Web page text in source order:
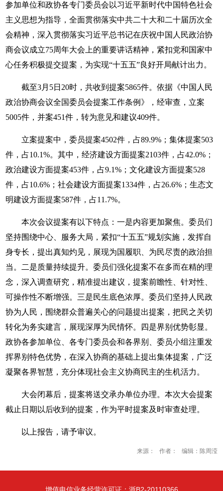
参加单位和政协各专门委员会以习近平新时代中国特色社会
主义思想为指导，全面贯彻落实中共二十大和二十届历次全
会精神，深入贯彻落实习近平总书记在庆祝中国人民政治协
商会议成立75周年大会上的重要讲话精神，紧扣党和国家中
心任务积极提交提案，为实现“十五五”良好开局献计出力。
截至3月5日20时，共收到提案5865件。依据《中国人民
政治协商会议全国委员会提案工作条例》，经审查，立案
5005件，并案451件，转为意见和建议409件。
立案提案中，委员提案4502件，占89.9%；集体提案503
件，占10.1%。其中，经济建设方面提案2103件，占42.0%；
政治建设方面提案453件，占9.1%；文化建设方面提案528
件，占10.6%；社会建设方面提案1334件，占26.6%；生态文
明建设方面提案587件，占11.7%。
本次会议提案有以下特点：一是内容更加聚焦。委员们
坚持围绕中心、服务大局，紧扣“十五五”规划实施，发挥自
身专长，提出真知灼见，展现为国履职、为民尽责的政治担
当。二是质量持续提升。委员们强化提案不在多而在精的理
念，深入调查研究，精准提出建议，提案前瞻性、针对性、
可操作性不断增强。三是民生底色浓厚。委员们坚持人民政
协为人民，围绕群众普遍关心的问题提出提案，把民之关切
转化为务实建言，展现深厚为民情怀。四是界别优势彰显。
政协各参加单位、各专门委员会和各界别、委员小组注重发
挥界别特色优势，在深入协商的基础上提出集体提案，广泛
凝聚各界智慧，充分体现社会主义协商民主的生机活力。
大会闭幕后，提案将送交承办单位办理。本次大会提案
截止日期以后收到的提案，作为平时提案及时审查处理。
以上报告，请予审议。
来源： 作者： 编辑：陈周滢